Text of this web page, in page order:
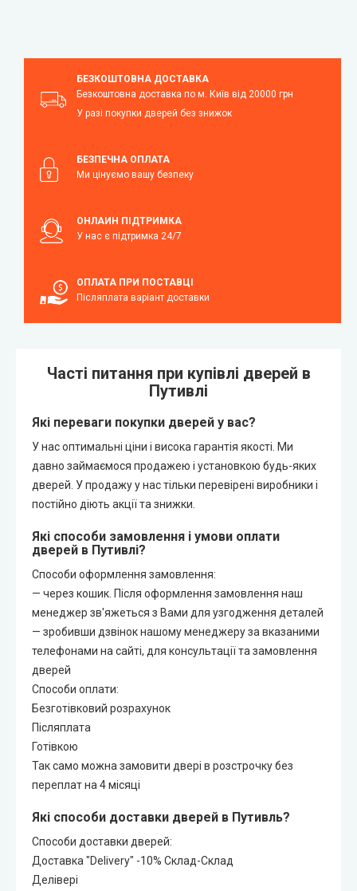
БЕЗКОШТОВНА ДОСТАВКА
Безкоштовна доставка по м. Київ від 20000 грн
У разі покупки дверей без знижок
БЕЗПЕЧНА ОПЛАТА
Ми цінуємо вашу безпеку
ОНЛАЙН ПІДТРИМКА
У нас є підтримка 24/7
ОПЛАТА ПРИ ПОСТАВЦІ
Післяплата варіант доставки
Часті питання при купівлі дверей в
Путивлі
Які переваги покупки дверей у вас?
У нас оптимальні ціни і висока гарантія якості. Ми
давно займаємося продажею і установкою будь-яких
дверей. У продажу у нас тільки перевірені виробники і
постійно діють акції та знижки.
Які способи замовлення і умови оплати
дверей в Путивлі?
Способи оформлення замовлення:
— через кошик. Після оформлення замовлення наш
менеджер зв'яжеться з Вами для узгодження деталей
— зробивши дзвінок нашому менеджеру за вказаними
телефонами на сайті, для консультації та замовлення
дверей
Способи оплати:
Безготівковий розрахунок
Післяплата
Готівкою
Так само можна замовити двері в розстрочку без
переплат на 4 місяці
Які способи доставки дверей в Путивль?
Способи доставки дверей:
Доставка "Delivery" -10% Склад-Склад
Делівері